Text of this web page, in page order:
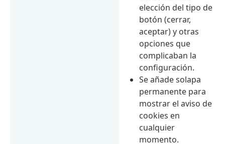
elección del tipo de
botón (cerrar,
aceptar) y otras
opciones que
complicaban la
configuración.
Se añade solapa
permanente para
mostrar el aviso de
cookies en
cualquier
momento.